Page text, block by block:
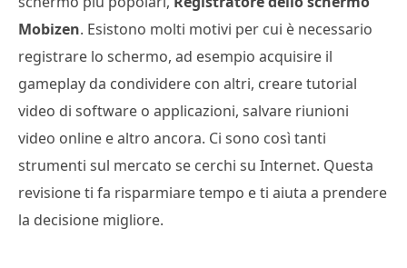
Mobizen. Esistono molti motivi per cui è necessario
registrare lo schermo, ad esempio acquisire il
gameplay da condividere con altri, creare tutorial
video di software o applicazioni, salvare riunioni
video online e altro ancora. Ci sono così tanti
strumenti sul mercato se cerchi su Internet. Questa
revisione ti fa risparmiare tempo e ti aiuta a prendere
la decisione migliore.